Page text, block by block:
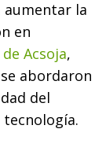
la
en
Acsoja,
abordaron
del